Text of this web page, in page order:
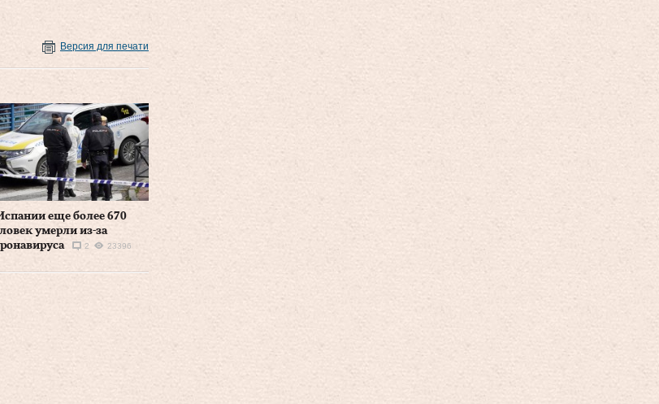
Версия для печати
еще более 670
умерли из-за
2 23396